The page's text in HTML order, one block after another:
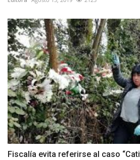
Fiscalía evita referirse al caso